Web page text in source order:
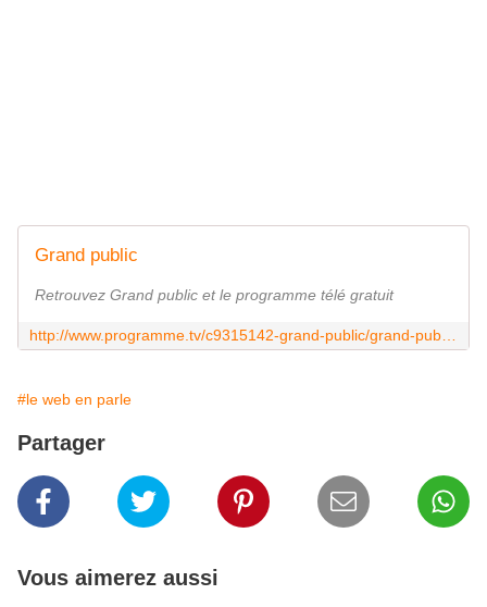
Grand public
Retrouvez Grand public et le programme télé gratuit
#le web en parle
Partager
Vous aimerez aussi